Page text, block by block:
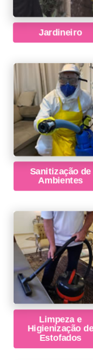
Jardineiro
Sanitização de
Ambientes
Limpeza e
Higienização de
Estofados